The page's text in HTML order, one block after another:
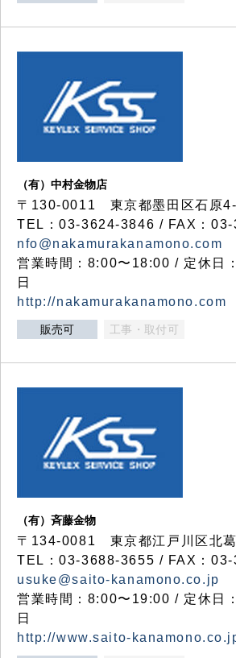
（有）中村金物店
〒130-0011 東京都墨田区石原
TEL：03-3624-3846 / FAX：
nfo@nakamurakanamono.com
営業時間：8:00〜18:00 / 定休日
日
http://nakamurakanamono.com
販売可 工事・取付可
（有）斉藤金物
〒134-0081 東京都江戸川区北
TEL：03-3688-3655 / FAX：
usuke@saito-kanamono.co.jp
営業時間：8:00〜19:00 / 定休日
日
http://www.saito-